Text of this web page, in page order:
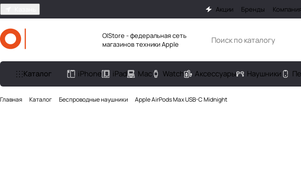
Акции Бренды Компания
O|Store - федеральная сеть
магазинов техники Apple
Каталог iPhone iPad Mac Watch Аксесcуары Наушники
Главная Каталог Беcпроводные наушники Apple AirPods Max USB-C Midnight